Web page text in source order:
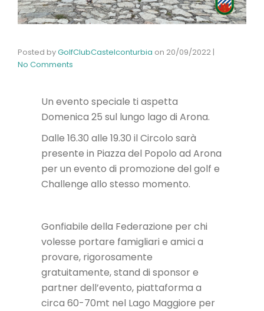
Posted byGolfClubCastelconturbia on 20/09/2022 |
No Comments
Un evento speciale ti aspetta
Domenica 25 sul lungo lago di Arona.
Dalle 16.30 alle 19.30 il Circolo sarà
presente in Piazza del Popolo ad Arona
per un evento di promozione del golf e
Challenge allo stesso momento.
Gonfiabile della Federazione per chi
volesse portare famigliari e amici a
provare, rigorosamente
gratuitamente, stand di sponsor e
partner dell’evento, piattaforma a
circa 60-70mt nel Lago Maggiore per